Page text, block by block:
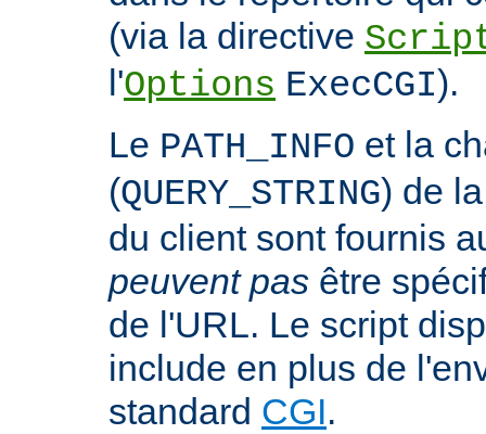
(via la directive
l'Options ExecCGI).
Le PATH_INFO et la
(QUERY_STRING) de
du client sont fournis
peuvent pas être
de l'URL. Le script
include en plus de
standard CGI.